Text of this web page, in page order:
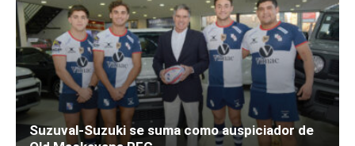
Suzuval-Suzuki se suma como auspiciador de